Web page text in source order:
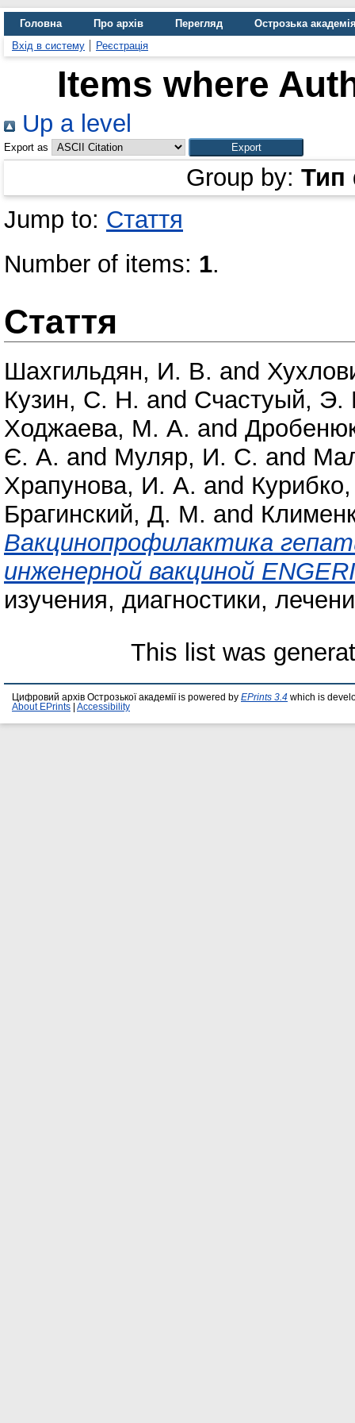
Головна Про архів Перегляд
Острозька
Вхід в систему
Реєстрація
Items where
Up a level
Export as
Group by: Тип
Jump to: Стаття
Number of items: 1.
Стаття
Шахгильдян, И. В. and
Кузин, С. Н. and Счастyый, Э.
Ходжаева, М. А. and
Є. А. and Муляр, И. С. and
Храпунова, И. А. and
Брагинский, Д. М. and
Вакцинопрофилактика
инженерной вакциной
изучения, диагностики,
This list was
Цифровий архів Острозької академії is powered by EPrints 3.4 which is
About EPrints
Accessibility